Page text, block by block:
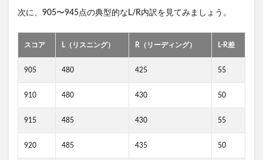
次に、905〜945点の典型的なL/R内訳を見てみましょう。
スコア L（リスニング） R（リーディング） L-R差
905 480 425 55
910 480 430 50
915 485 430 55
920 485 435 50